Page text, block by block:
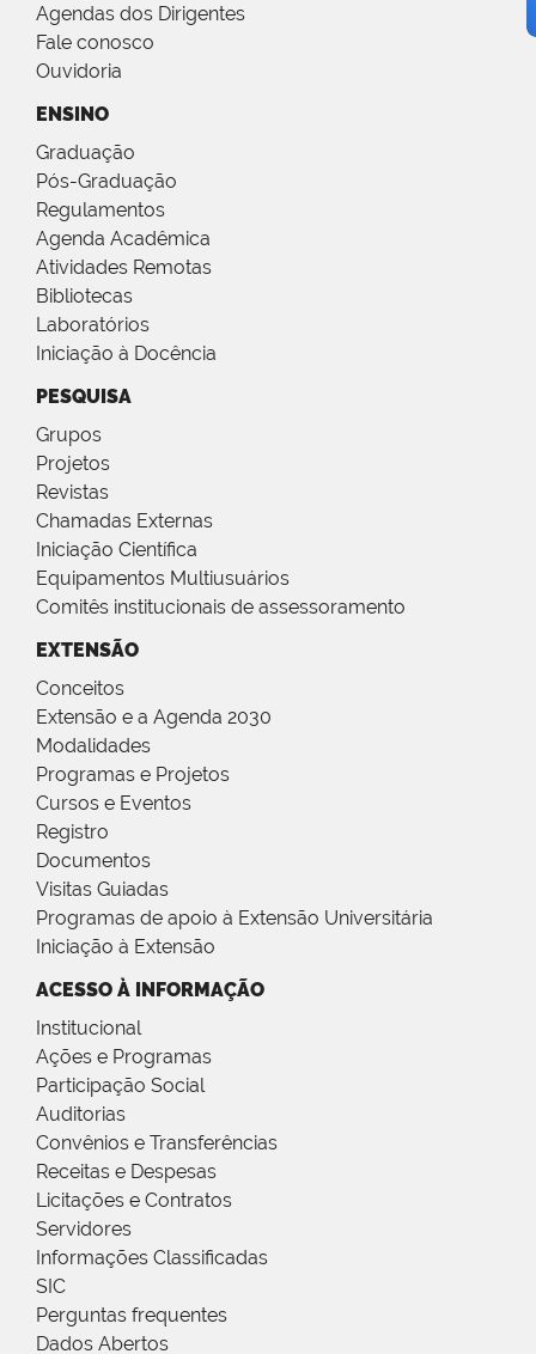
Agendas dos Dirigentes
Fale conosco
Ouvidoria
ENSINO
Graduação
Pós-Graduação
Regulamentos
Agenda Acadêmica
Atividades Remotas
Bibliotecas
Laboratórios
Iniciação à Docência
PESQUISA
Grupos
Projetos
Revistas
Chamadas Externas
Iniciação Científica
Equipamentos Multiusuários
Comitês institucionais de assessoramento
EXTENSÃO
Conceitos
Extensão e a Agenda 2030
Modalidades
Programas e Projetos
Cursos e Eventos
Registro
Documentos
Visitas Guiadas
Programas de apoio à Extensão Universitária
Iniciação à Extensão
ACESSO À INFORMAÇÃO
Institucional
Ações e Programas
Participação Social
Auditorias
Convênios e Transferências
Receitas e Despesas
Licitações e Contratos
Servidores
Informações Classificadas
SIC
Perguntas frequentes
Dados Abertos